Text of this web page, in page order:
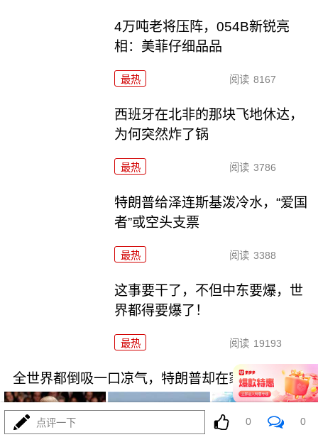
4万吨老将压阵，054B新锐亮
相：美菲仔细品品
最热 阅读 8167
西班牙在北非的那块飞地休达，
为何突然炸了锅
最热 阅读 3786
特朗普给泽连斯基泼冷水，“爱国
者”或空头支票
最热 阅读 3388
这事要干了，不但中东要爆，世
界都得要爆了！
最热 阅读 19193
全世界都倒吸一口凉气，特朗普却在家偷偷P图？
点评一下 0 0